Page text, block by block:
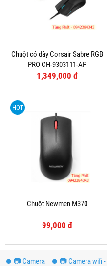
Chuột có dây Corsair Sabre RGB
PRO CH-9303111-AP
1,349,000 đ
HOT
Chuột Newmen M370
99,000 đ
📷 Camera 📷 Camera wifi